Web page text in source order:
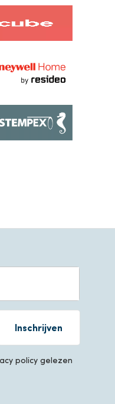
Inschrijven
policy gelezen